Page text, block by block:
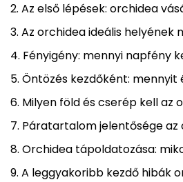
Az első lépések: orchidea
Az orchidea ideális helyének
Fényigény: mennyi napfény
Öntözés kezdőként: mennyit
Milyen föld és cserép kell az
Páratartalom jelentősége
Orchidea tápoldatozása:
A leggyakoribb kezdő hibák